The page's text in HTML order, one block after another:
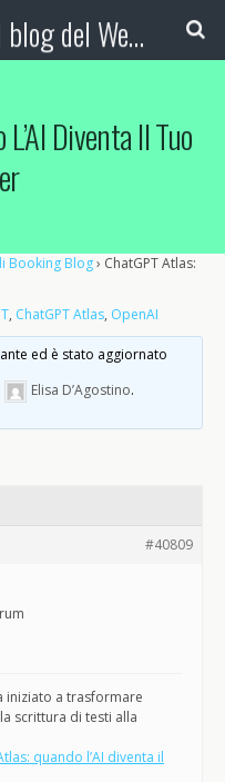
Booking Blog™ - Il blog del Web Marketing Turistico
Diventa Il Tuo
Booking Blog› ChatGPT Atlas:
, ChatGPT Atlas, OpenAI
ed è stato aggiornato
Elisa D’Agostino.
#40809
iniziato a trasformare
scrittura di testi alla
quando l’AI diventa il